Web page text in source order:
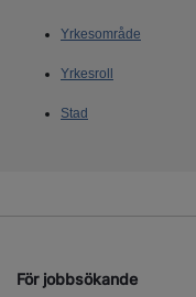
Yrkesområde
Yrkesroll
Stad
För jobbsökande